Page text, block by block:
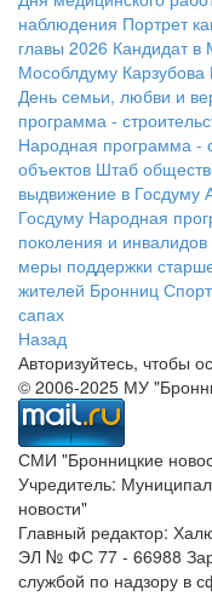
наблюдения Портрет
главы 2026 Кандидат в
Мособлдуму Карзубова
День семьи, любви и
программа -
Народная программа -
объектов Штаб
выдвижение в Госдуму
Госдуму Народная
поколения и
меры поддержки
жителей Бронниц
сапах
Назад
Авторизуйтесь, чтобы
© 2006-2025 МУ
СМИ "Бронницкие
Учредитель:
новости"
Главный редактор:
ЭЛ № ФС 77 - 66988
службой по надзору в